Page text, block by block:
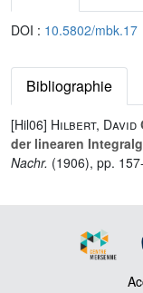
DOI : 10.5802/mbk.17
Bibliographie
[Hil06] Hilbert, David
der linearen
Nachr. (1906), pp.